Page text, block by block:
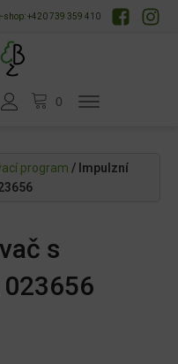
shop: +420 739 359 410
program / Impulzní
s